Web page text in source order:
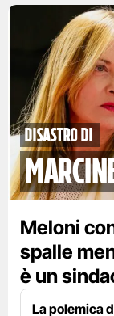
disastro di
Meloni
spalle
è un
La polemica